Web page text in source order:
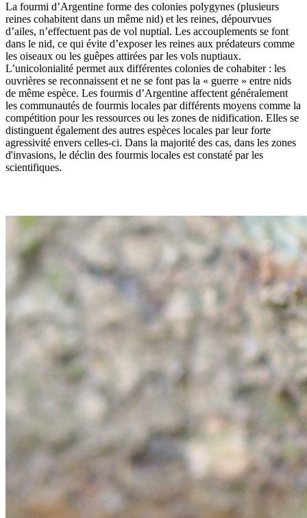
La fourmi d’Argentine forme des colonies polygynes (plusieurs
reines cohabitent dans un même nid) et les reines, dépourvues
d’ailes, n’effectuent pas de vol nuptial. Les accouplements se font
dans le nid, ce qui évite d’exposer les reines aux prédateurs comme
les oiseaux ou les guêpes attirées par les vols nuptiaux.
L’unicolonialité permet aux différentes colonies de cohabiter : les
ouvrières se reconnaissent et ne se font pas la « guerre » entre nids
de même espèce. Les fourmis d’Argentine affectent généralement
les communautés de fourmis locales par différents moyens comme la
compétition pour les ressources ou les zones de nidification. Elles se
distinguent également des autres espèces locales par leur forte
agressivité envers celles-ci. Dans la majorité des cas, dans les zones
d'invasions, le déclin des fourmis locales est constaté par les
scientifiques.